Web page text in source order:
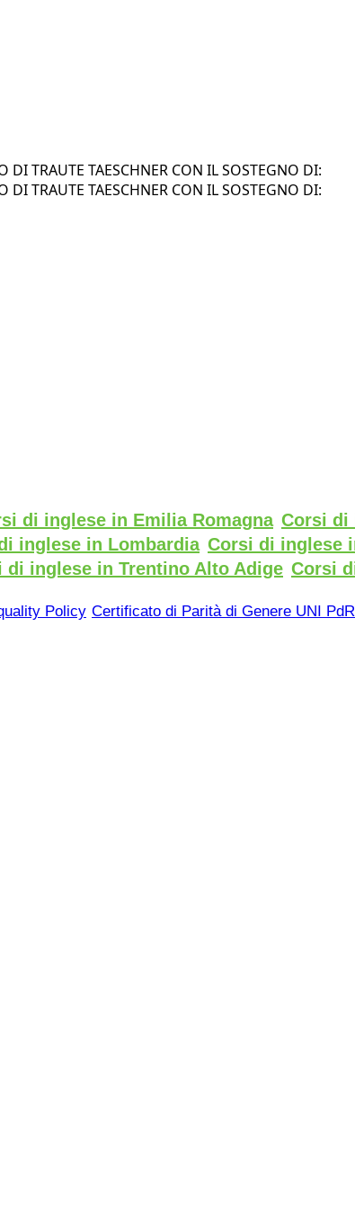
TRAUTE TAESCHNER CON IL SOSTEGNO DI:
TRAUTE TAESCHNER CON IL SOSTEGNO DI:
di inglese in Emilia Romagna Corsi di
inglese in Lombardia Corsi di inglese
di inglese in Trentino Alto Adige Corsi
Policy Certificato di Parità di Genere UNI